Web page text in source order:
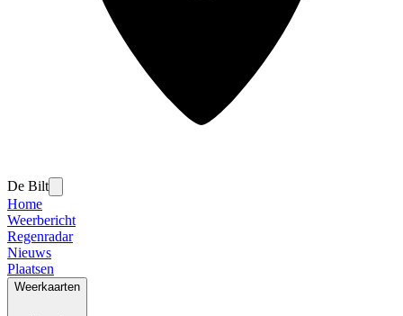
De Bilt
Home
Weerbericht
Regenradar
Nieuws
Plaatsen
Weerkaarten